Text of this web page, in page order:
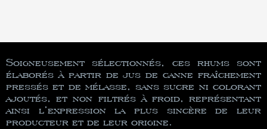
Soigneusement sélectionnés, ces rhums sont
élaborés à partir de jus de canne fraîchement
pressés et de mélasse, sans sucre ni colorant
ajoutés, et non filtrés à froid, représentant
ainsi l’expression la plus sincère de leur
producteur et de leur origine.